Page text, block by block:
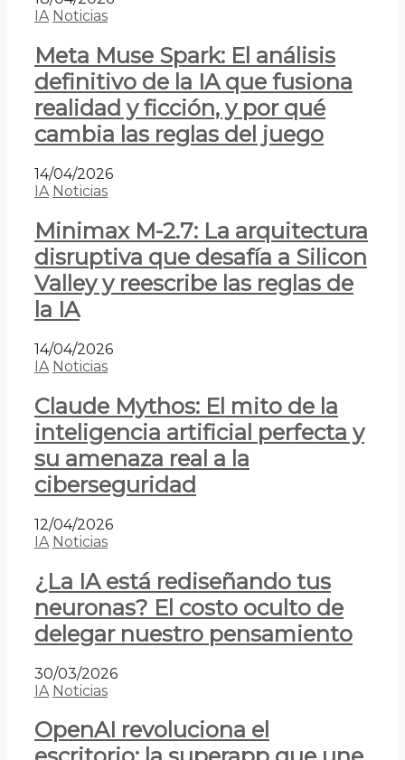
IA Noticias
Meta Muse Spark: El análisis
definitivo de la IA que fusiona
realidad y ficción, y por qué
cambia las reglas del juego
14/04/2026
IA Noticias
Minimax M-2.7: La arquitectura
disruptiva que desafía a Silicon
Valley y reescribe las reglas de
la IA
14/04/2026
IA Noticias
Claude Mythos: El mito de la
inteligencia artificial perfecta y
su amenaza real a la
ciberseguridad
12/04/2026
IA Noticias
¿La IA está rediseñando tus
neuronas? El costo oculto de
delegar nuestro pensamiento
30/03/2026
IA Noticias
OpenAI revoluciona el